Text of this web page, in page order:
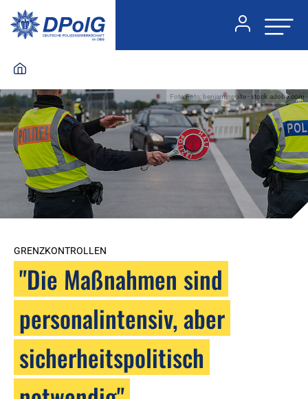
Foto:Foto: benjaminnolte - stock.adobe.com
GRENZKONTROLLEN
"Die Maßnahmen sind
personalintensiv, aber
sicherheitspolitisch